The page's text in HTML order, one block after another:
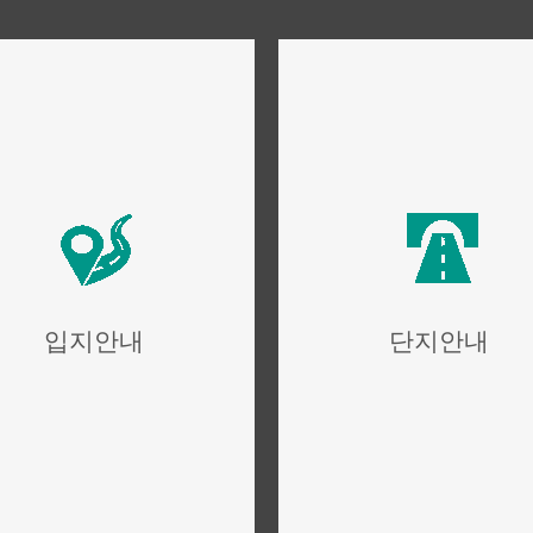
입지안내 단지안내